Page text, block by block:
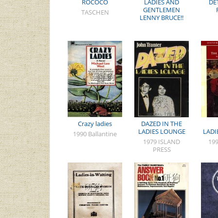
ROCOCO
TASCHEN
LADIES AND
GENTLEMEN
LENNY BRUCE!!
Crazy ladies
1990 Ballantine
DAZED IN THE
LADIES LOUNGE
1979 ISLAND
PRESS